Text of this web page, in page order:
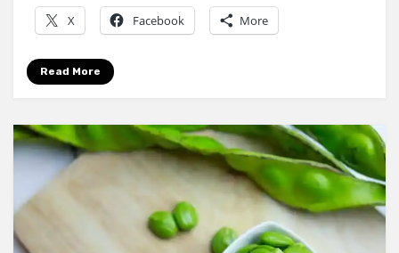
Tiada
Syurga…”
X Facebook More
Read More